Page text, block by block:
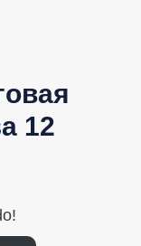
12